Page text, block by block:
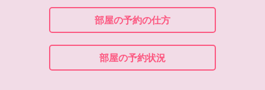
部屋の予約の仕方
部屋の予約状況